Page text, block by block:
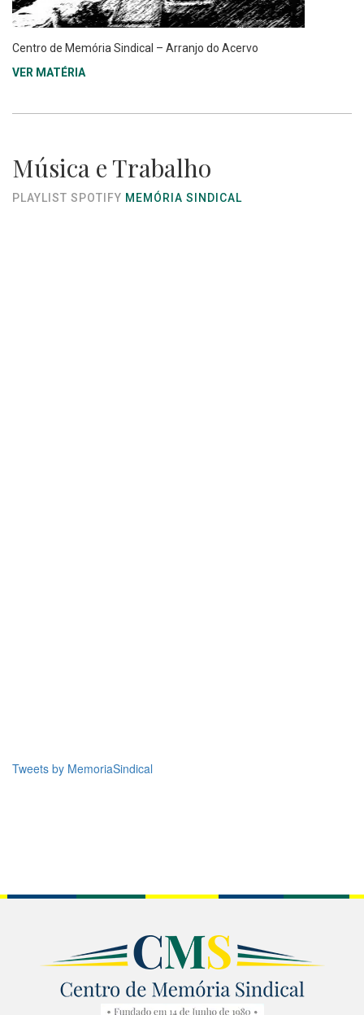
Centro de Memória Sindical – Arranjo do Acervo
VER MATÉRIA
Música e Trabalho
PLAYLIST SPOTIFY MEMÓRIA SINDICAL
Tweets by MemoriaSindical